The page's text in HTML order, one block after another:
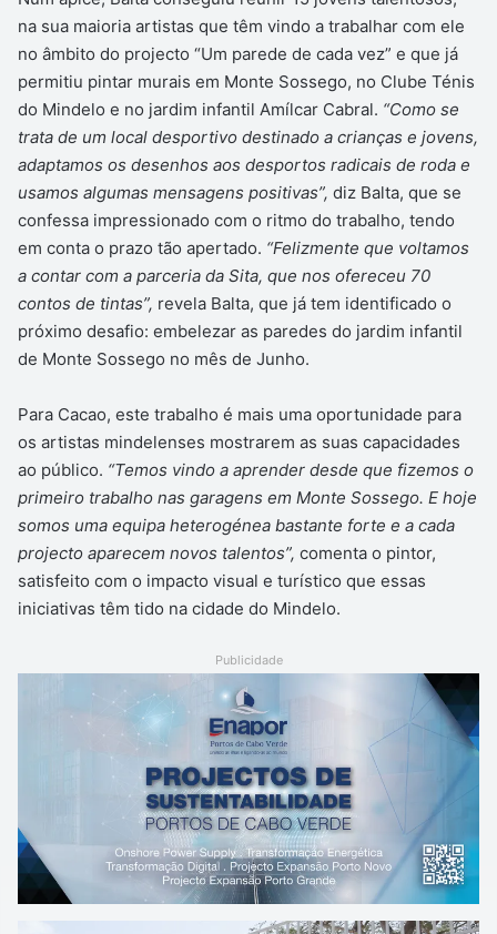
na sua maioria artistas que têm vindo a trabalhar com ele
no âmbito do projecto “Um parede de cada vez” e que já
permitiu pintar murais em Monte Sossego, no Clube Ténis
do Mindelo e no jardim infantil Amílcar Cabral. “Como se
trata de um local desportivo destinado a crianças e jovens,
adaptamos os desenhos aos desportos radicais de roda e
usamos algumas mensagens positivas”, diz Balta, que se
confessa impressionado com o ritmo do trabalho, tendo
em conta o prazo tão apertado. “Felizmente que voltamos
a contar com a parceria da Sita, que nos ofereceu 70
contos de tintas”, revela Balta, que já tem identificado o
próximo desafio: embelezar as paredes do jardim infantil
de Monte Sossego no mês de Junho.
Para Cacao, este trabalho é mais uma oportunidade para
os artistas mindelenses mostrarem as suas capacidades
ao público. “Temos vindo a aprender desde que fizemos o
primeiro trabalho nas garagens em Monte Sossego. E hoje
somos uma equipa heterogénea bastante forte e a cada
projecto aparecem novos talentos”, comenta o pintor,
satisfeito com o impacto visual e turístico que essas
iniciativas têm tido na cidade do Mindelo.
Publicidade